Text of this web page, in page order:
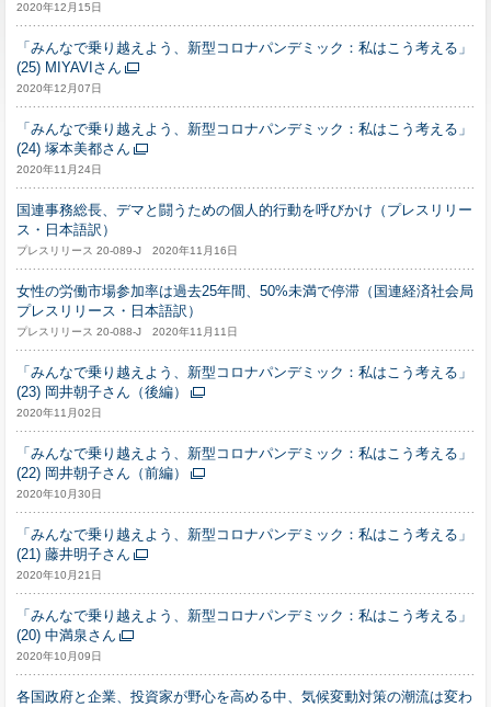
2020年12月15日
「みんなで乗り越えよう、新型コロナパンデミック：私はこう考える」
(25) MIYAVIさん
2020年12月07日
「みんなで乗り越えよう、新型コロナパンデミック：私はこう考える」
(24) 塚本美都さん
2020年11月24日
国連事務総長、デマと闘うための個人的行動を呼びかけ（プレスリリー
ス・日本語訳）
プレスリリース 20-089-J 2020年11月16日
女性の労働市場参加率は過去25年間、50%未満で停滞（国連経済社会局
プレスリリース・日本語訳）
プレスリリース 20-088-J 2020年11月11日
「みんなで乗り越えよう、新型コロナパンデミック：私はこう考える」
(23) 岡井朝子さん（後編）
2020年11月02日
「みんなで乗り越えよう、新型コロナパンデミック：私はこう考える」
(22) 岡井朝子さん（前編）
2020年10月30日
「みんなで乗り越えよう、新型コロナパンデミック：私はこう考える」
(21) 藤井明子さん
2020年10月21日
「みんなで乗り越えよう、新型コロナパンデミック：私はこう考える」
(20) 中満泉さん
2020年10月09日
各国政府と企業、投資家が野心を高める中、気候変動対策の潮流は変わ